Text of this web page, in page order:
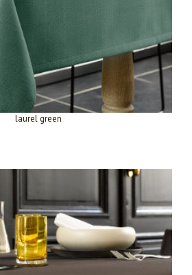
laurel green